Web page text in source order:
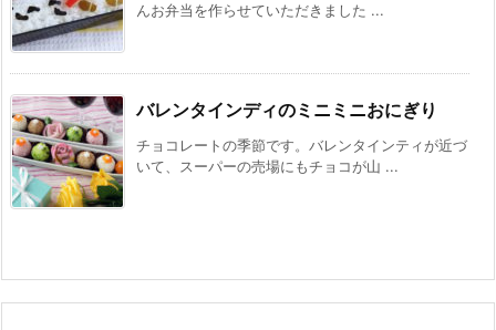
んお弁当を作らせていただきました ...
バレンタインディのミニミニおにぎり
チョコレートの季節です。バレンタインティが近づ
いて、スーパーの売場にもチョコが山 ...